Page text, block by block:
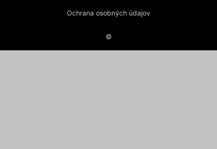
Ochrana osobných údajov
©